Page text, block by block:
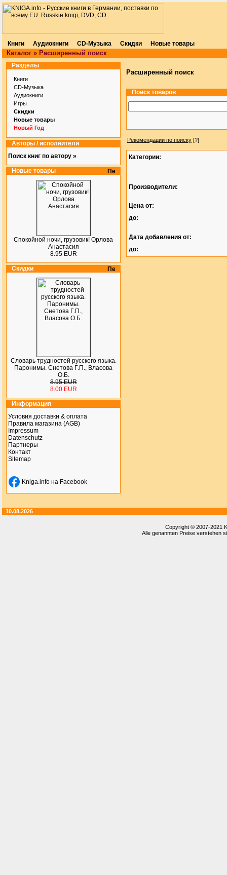
Книги Аудиокниги CD-Музыка Скидки Новые товары
Каталог » Расширенный поиск
Разделы
Книги
CD-Музыка
Аудиокниги
Игры
Скидки
Новые товары
Новый Год
Авторы / исполнители
Поиск книг по автору »
Новые товары
Спокойной ночи, грузовик! Орлова
Анастасия
8.95 EUR
Скидки
Словарь трудностей русского языка.
Паронимы. Снетова Г.П., Власова
О.Б.
8.95 EUR
8.00 EUR
Информация
Условия доставки & оплата
Правила магазина (AGB)
Impressum
Datenschutz
Партнеры
Контакт
Sitemap
Kniga.info на Facebook
Расширенный поиск
Поиск товаров
Рекомендации по поиску [?]
Категории:
Производители:
Цена от:
до:
Дата добавления от:
до:
10.08.2026
Copyright © 2007-2021
Alle genannten Preise verstehen